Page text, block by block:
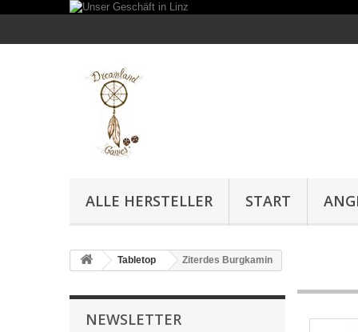
ALLE HERSTELLER START
Tabletop Ziterdes Burgkamin
NEWSLETTER